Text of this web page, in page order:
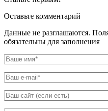
Оставьте комментарий
Данные не разглашаются.
обязательны для заполнения